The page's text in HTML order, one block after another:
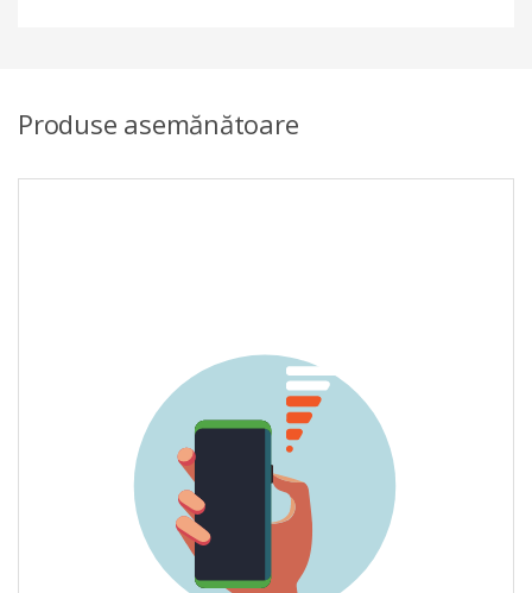
Produse asemănătoare